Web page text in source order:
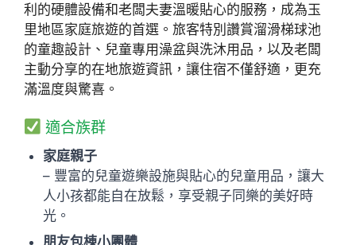
利的硬體設備和老闆夫妻溫暖貼心的服務，成為玉
里地區家庭旅遊的首選。旅客特別讚賞溜滑梯球池
的童趣設計、兒童專用澡盆與洗沐用品，以及老闆
主動分享的在地旅遊資訊，讓住宿不僅舒適，更充
滿溫度與驚喜。
適合族群
家庭親子
– 豐富的兒童遊樂設施與貼心的兒童用品，讓大
人小孩都能自在放鬆，享受親子同樂的美好時
光。
朋友包棟小團體